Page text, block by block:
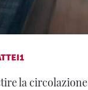
la circolazione